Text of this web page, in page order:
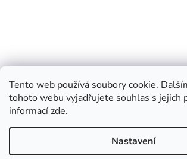
Tento web používá soubory cookie.
tohoto webu vyjadřujete souhlas s jejich
informacízde.
Nastavení